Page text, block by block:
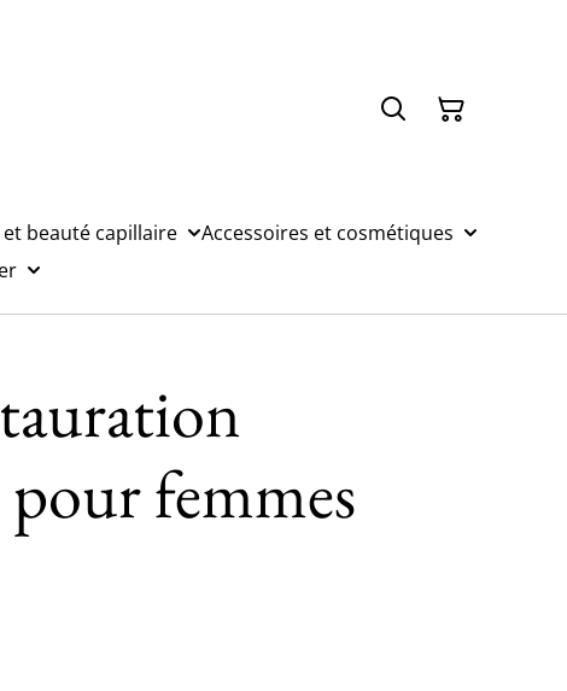
beauté capillaire
Accessoires et cosmétiques
femmes